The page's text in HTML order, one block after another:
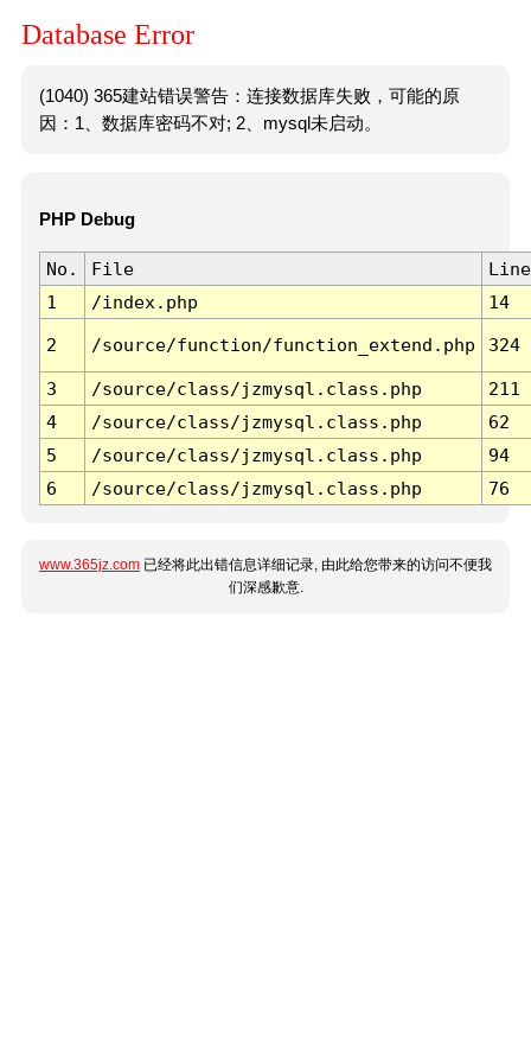
Database Error
(1040) 365建站错误警告：连接数据库失败，可能的原
因：1、数据库密码不对; 2、mysql未启动。
PHP Debug
No. File
Line
1
/index.php 14
2 /source/function/function_extend.php 324
3 /source/class/jzmysql.class.php
211
4
/source/class/jzmysql.class.php
62
5
/source/class/jzmysql.class.php
94
6
/source/class/jzmysql.class.php 76
www.365jz.com 已经将此出错信息详细记录, 由此给您带来的访问不便我
们深感歉意.